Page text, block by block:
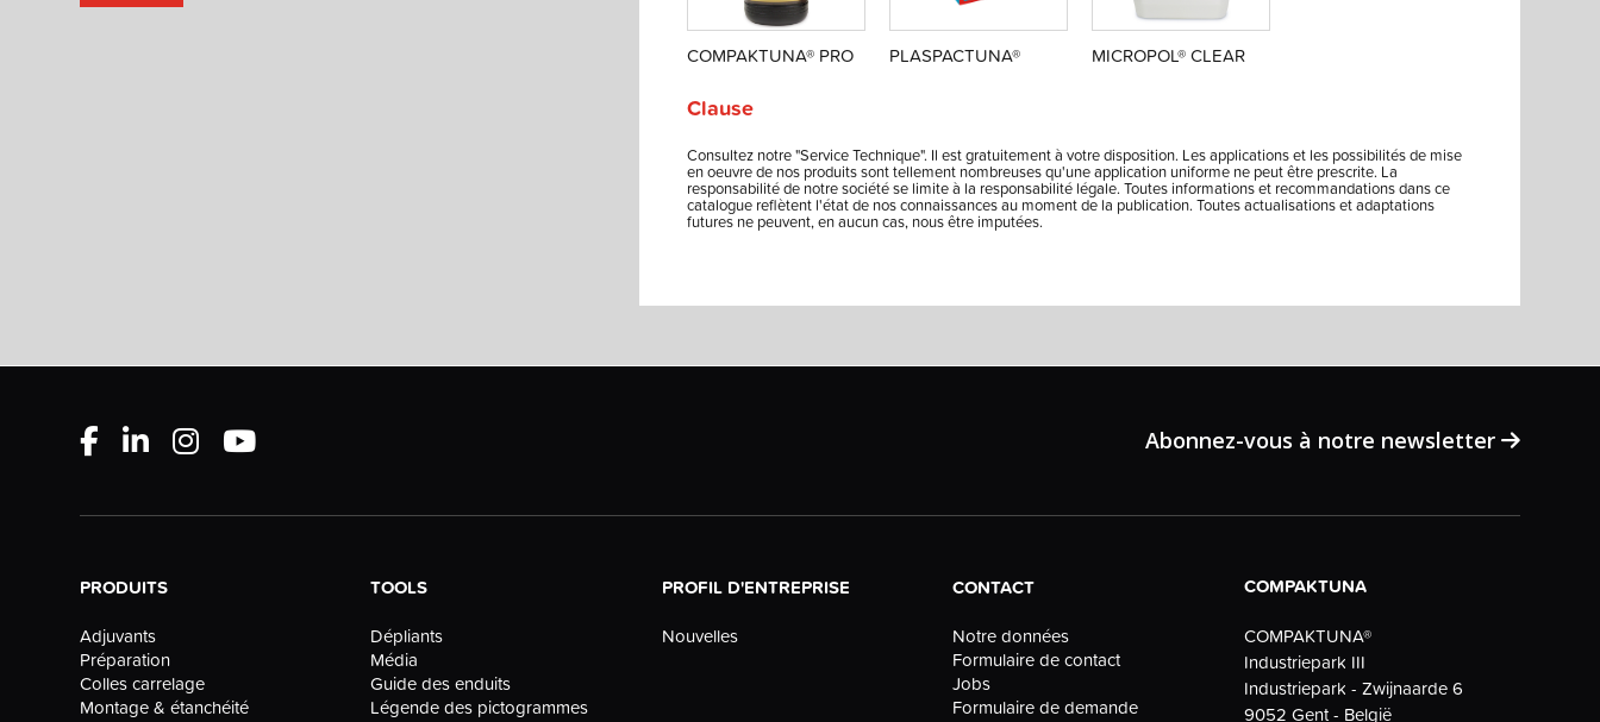
COMPAKTUNA® PRO PLASPACTUNA® MICROPOL® CLEAR
Clause
Consultez notre "Service Technique". Il est gratuitement à votre disposition. Les applications et les possibilités de mise
en oeuvre de nos produits sont tellement nombreuses qu'une application uniforme ne peut être prescrite. La
responsabilité de notre société se limite à la responsabilité légale. Toutes informations et recommandations dans ce
catalogue reflètent l'état de nos connaissances au moment de la publication. Toutes actualisations et adaptations
futures ne peuvent, en aucun cas, nous être imputées.
Abonnez-vous à notre newsletter
PRODUITS
Adjuvants
Préparation
Colles carrelage
Montage & étanchéité
TOOLS
Dépliants
Média
Guide des enduits
Légende des pictogrammes
PROFIL D'ENTREPRISE
Nouvelles
CONTACT
Notre données
Formulaire de contact
Jobs
Formulaire de demande
COMPAKTUNA
COMPAKTUNA®
Industriepark III
Industriepark - Zwijnaarde 6
9052 Gent - België